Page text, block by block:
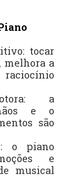
tocar
melhora a
a
e o
são
o piano
e
musical